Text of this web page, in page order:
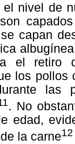
nivel de
capan
el
los pollos
las
. No
edad,
la carne12